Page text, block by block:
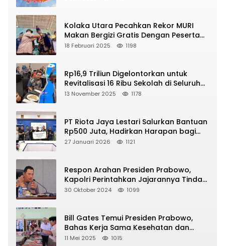
Kolaka Utara Pecahkan Rekor MURI
Makan Bergizi Gratis Dengan Peserta
Terbanyak
18 Februari 2025 1198
Rp16,9 Triliun Digelontorkan untuk
Revitalisasi 16 Ribu Sekolah di Seluruh
Indonesia
13 November 2025 1178
PT Riota Jaya Lestari Salurkan Bantuan
Rp500 Juta, Hadirkan Harapan bagi
Korban Bencana di Sumatera
27 Januari 2026 1121
Respon Arahan Presiden Prabowo,
Kapolri Perintahkan Jajarannya Tindak
Tegas Pelaku Judi Online
30 Oktober 2024 1099
Bill Gates Temui Presiden Prabowo,
Bahas Kerja Sama Kesehatan dan
Program Makan Bergizi Gratis
11 Mei 2025 1015